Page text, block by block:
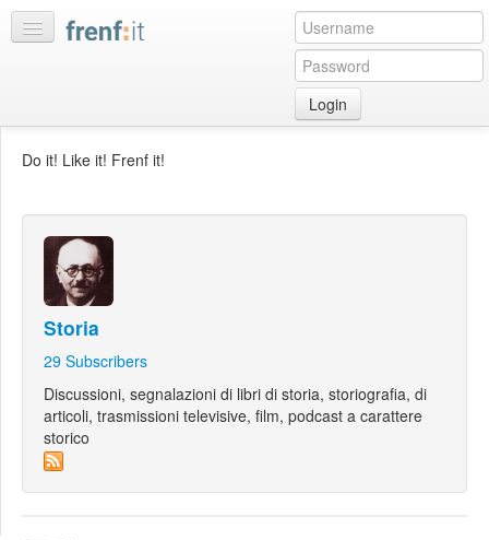
Login
discussions
Bookmarks
Best
:LISTS
Edit
:ROOMS
Do it! Like it! Frenf it!
Storia
29 Subscribers
Discussioni, segnalazioni di libri di storia, storiografia, di
articoli, trasmissioni televisive, film, podcast a carattere
storico